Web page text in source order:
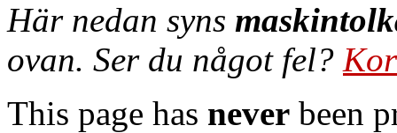
Här nedan syns
ovan. Ser du något fel?
This page has never been